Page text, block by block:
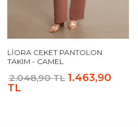
LIORA CEKET PANTOLON
TAKIM - CAMEL
2.048,90 TL 1.463,90
TL